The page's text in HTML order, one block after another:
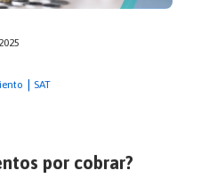
| SAT
por cobrar?